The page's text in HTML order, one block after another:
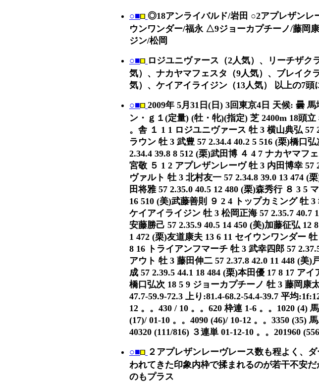
○■ ◎18アンライバルド/岩田 ○2アプレザン
ウンワンダー/福永 △9ジョーカプチーノ/藤岡
ジン/松岡
○■ ロジユニヴァース（2人気）、リーチザク
気）、ナカヤマフェスタ（9人気）、ブレイク
気）、ケイアイライジン（13人気） 以上の7
○■ 2009年 5月31日(日) 3回東京4日 天候: 曇
ン・ｇ１(定量) (牡・牝)(指定) 芝 2400m 18頭
。舎 １ 1 1 ロジユニヴァース 牡 3 横山典弘
ラウン 牡 3 武豊 57 2.34.4 40.2 5 516 (栗)橋口
2.34.4 39.8 8 512 (栗)武田博 ４ 4 7 ナカヤマフ
宮敬 ５ 1 2 アプレザンレーヴ 牡 3 内田博幸 57
ヴァルト 牡 3 北村友一 57 2.34.8 39.0 13 474 (
田将雅 57 2.35.0 40.5 12 480 (栗)森秀行 ８ 3 5
16 510 (美)武藤善則 ９ 2 4 トップカミング 牡
ケイアイライジン 牡 3 松岡正海 57 2.35.7 40.7
安藤勝己 57 2.35.9 40.5 14 450 (美)加藤征弘 12
1 472 (栗)友道康夫 13 6 11 セイウンワンダー
8 16 トライアンフマーチ 牡 3 武幸四郎 57
アウト 牡 3 藤田伸二 57 2.37.8 42.0 11 448 (美
成 57 2.39.5 44.1 18 484 (栗)本田優 17 8 17 ア
橋口弘次 18 5 9 ジョーカプチーノ 牡 3 藤岡康
47.7-59.9-72.3 上り:81.4-68.2-54.4-39.7 平均
12 。。430 / 10 。。620 枠連 1-6 。。1020 (4)
(17)/ 01-10 。。4090 (46)/ 10-12 。。3350 (35)
40320 (111/816) ３連単 01-12-10 。。201960
○■ ２アプレザンレーヴレース数も程よく、
われてきた印象内枠で揉まれるのが若干不安
のもプラス